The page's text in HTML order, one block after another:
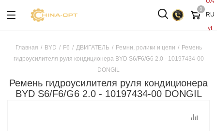
RU
yt
0
Главная / BYD / F6 / ДВИГАТЕЛЬ / Ремни, ролики и цепи / Ремень
гидроусилителя руля кондиционера BYD S6/F6/G6 2.0 - 10197434-00
DONGIL
Ремень гидроусилителя руля кондиционера
BYD S6/F6/G6 2.0 - 10197434-00 DONGIL